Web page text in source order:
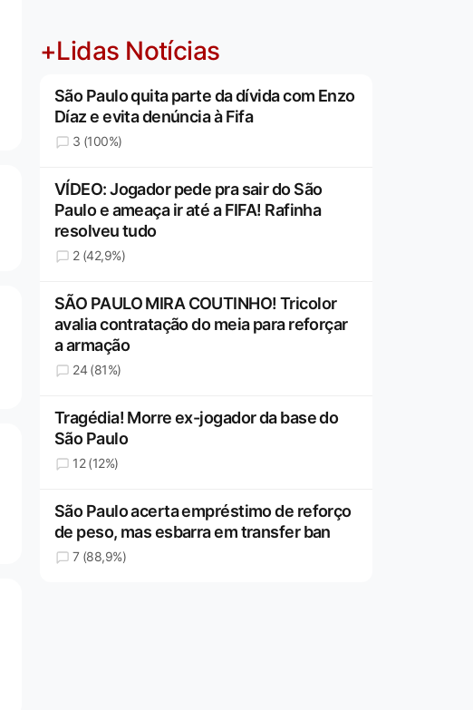
+Lidas Notícias
São Paulo quita parte da dívida com Enzo
Díaz e evita denúncia à Fifa
3 (100%)
VÍDEO: Jogador pede pra sair do São
Paulo e ameaça ir até a FIFA! Rafinha
resolveu tudo
2 (42,9%)
SÃO PAULO MIRA COUTINHO! Tricolor
avalia contratação do meia para reforçar
a armação
24 (81%)
Tragédia! Morre ex-jogador da base do
São Paulo
12 (12%)
São Paulo acerta empréstimo de reforço
de peso, mas esbarra em transfer ban
7 (88,9%)